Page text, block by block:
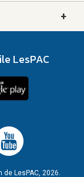
+
LesPAC
LesPAC, 2026.